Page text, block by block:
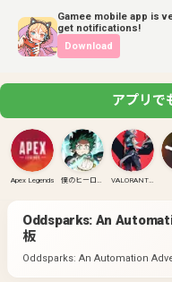
Gamee mobile app is
get notifications!
Download
アプリで
Apex Legends 僕のヒーローアカデミア ULTRA RUMBLE VALORANT(PC)
Oddsparks: An
板
Oddsparks: An Automation